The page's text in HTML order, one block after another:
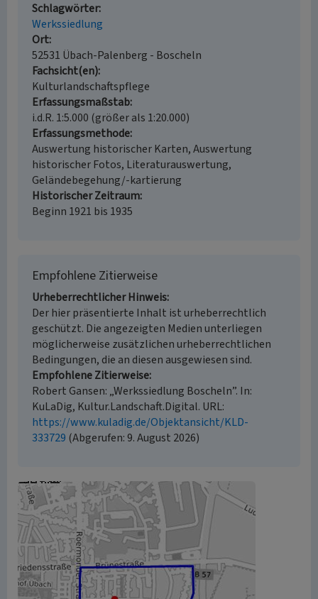
Schlagwörter
Werkssiedlung
Ort
52531 Übach-Palenberg - Boscheln
Fachsicht(en)
Kulturlandschaftspflege
Erfassungsmaßstab
i.d.R. 1:5.000 (größer als 1:20.000)
Erfassungsmethode
Auswertung historischer Karten, Auswertung
historischer Fotos, Literaturauswertung,
Geländebegehung/-kartierung
Historischer Zeitraum
Beginn 1921 bis 1935
Empfohlene Zitierweise
Urheberrechtlicher Hinweis
Der hier präsentierte Inhalt ist urheberrechtlich
geschützt. Die angezeigten Medien unterliegen
möglicherweise zusätzlichen urheberrechtlichen
Bedingungen, die an diesen ausgewiesen sind.
Empfohlene Zitierweise
Robert Gansen: „Werkssiedlung Boscheln”. In:
KuLaDig, Kultur.Landschaft.Digital. URL:
https://www.kuladig.de/Objektansicht/KLD-
333729 (Abgerufen: 9. August 2026)